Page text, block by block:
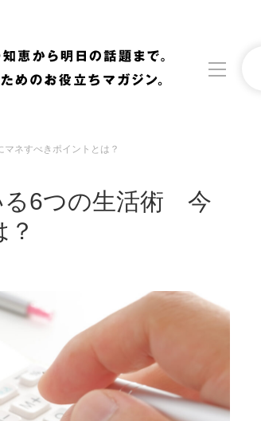
辞典 おすすめ
ネすべきポイントとは？
る6つの生活術 今